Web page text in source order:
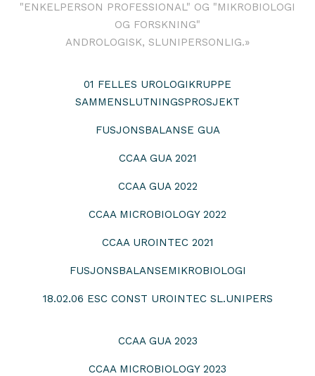
"ENKELPERSON PROFESSIONAL" OG "MIKROBIOLOGI
OG FORSKNING"
ANDROLOGISK, SLUNIPERSONLIG.»
01 FELLES UROLOGIKRUPPE
SAMMENSLUTNINGSPROSJEKT
FUSJONSBALANSE GUA
CCAA GUA 2021
CCAA GUA 2022
CCAA MICROBIOLOGY 2022
CCAA UROINTEC 2021
FUSJONSBALANSEMIKROBIOLOGI
18.02.06 ESC CONST UROINTEC SL.UNIPERS
CCAA GUA 2023
CCAA MICROBIOLOGY 2023